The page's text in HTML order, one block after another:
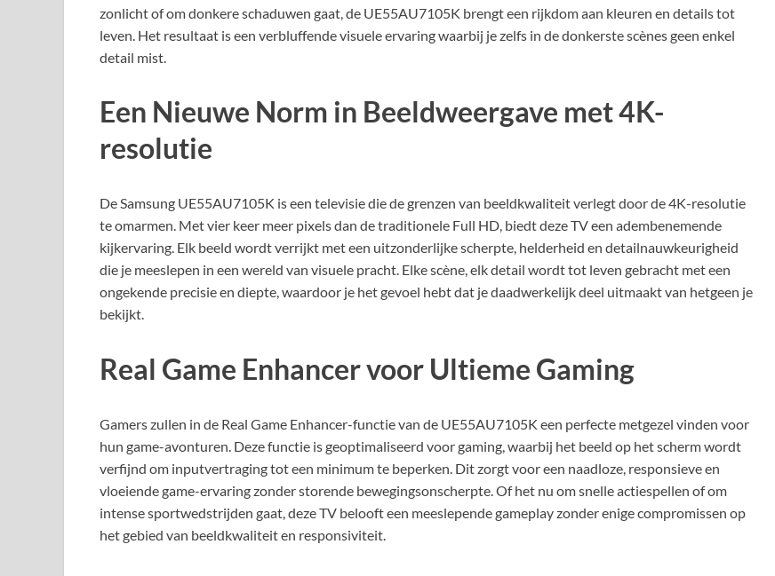
zonlicht of om donkere schaduwen gaat, de UE55AU7105K brengt een rijkdom aan kleuren en details tot
leven. Het resultaat is een verbluffende visuele ervaring waarbij je zelfs in de donkerste scènes geen enkel
detail mist.
Een Nieuwe Norm in Beeldweergave met 4K-
resolutie
De Samsung UE55AU7105K is een televisie die de grenzen van beeldkwaliteit verlegt door de 4K-resolutie
te omarmen. Met vier keer meer pixels dan de traditionele Full HD, biedt deze TV een adembenemende
kijkervaring. Elk beeld wordt verrijkt met een uitzonderlijke scherpte, helderheid en detailnauwkeurigheid
die je meeslepen in een wereld van visuele pracht. Elke scène, elk detail wordt tot leven gebracht met een
ongekende precisie en diepte, waardoor je het gevoel hebt dat je daadwerkelijk deel uitmaakt van hetgeen je
bekijkt.
Real Game Enhancer voor Ultieme Gaming
Gamers zullen in de Real Game Enhancer-functie van de UE55AU7105K een perfecte metgezel vinden voor
hun game-avonturen. Deze functie is geoptimaliseerd voor gaming, waarbij het beeld op het scherm wordt
verfijnd om inputvertraging tot een minimum te beperken. Dit zorgt voor een naadloze, responsieve en
vloeiende game-ervaring zonder storende bewegingsonscherpte. Of het nu om snelle actiespellen of om
intense sportwedstrijden gaat, deze TV belooft een meeslepende gameplay zonder enige compromissen op
het gebied van beeldkwaliteit en responsiviteit.